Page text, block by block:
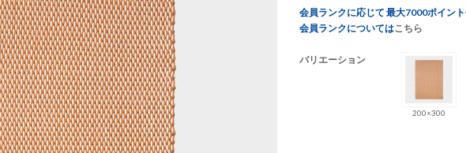
会員ランクに応じて 最大7000ポイン
会員ランクについてはこちら
バリエーション
200×300